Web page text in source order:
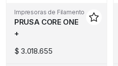
Impresoras de Filamento
PRUSA CORE ONE
+
$ 3.018.655